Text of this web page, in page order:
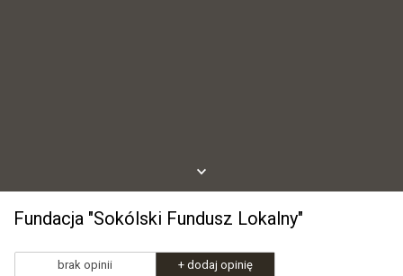
Fundacja "Sokólski Fundusz Lokalny"
brak opinii + dodaj opinię